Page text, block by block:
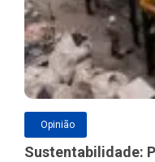
Opinião
Sustentabilidade: